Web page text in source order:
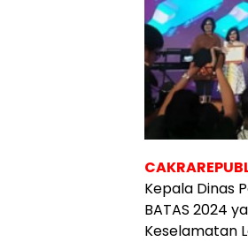
Kepala Dinas
BATAS 2024
Keselamatan